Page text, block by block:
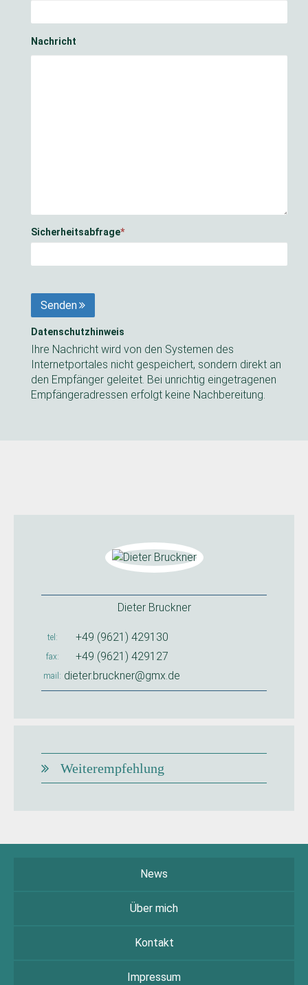
Nachricht
Sicherheitsabfrage*
Senden
Datenschutzhinweis
Ihre Nachricht wird von den Systemen des
Internetportales nicht gespeichert, sondern direkt an
den Empfänger geleitet. Bei unrichtig eingetragenen
Empfängeradressen erfolgt keine Nachbereitung.
Dieter Bruckner
tel +49 (9621) 429130
fax +49 (9621) 429127
mail dieter.bruckner@gmx.de
Weiterempfehlung
News
Über mich
Kontakt
Impressum